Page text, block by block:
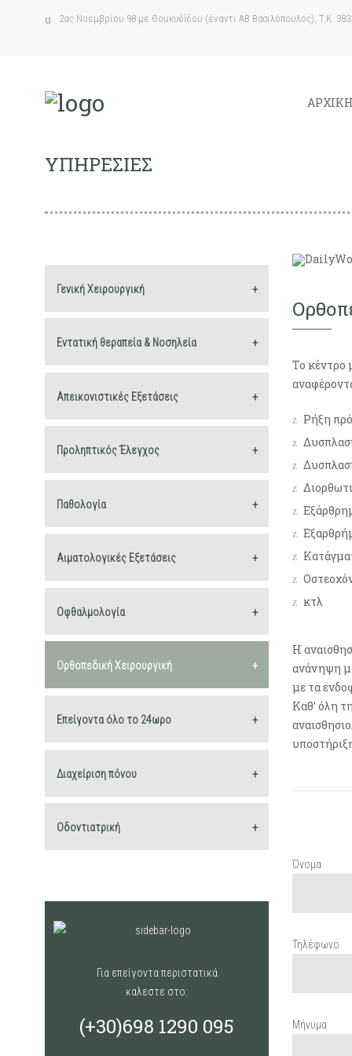
2ας Νοεμβρίου 98 με Θουκυδίδου (έναντι ΑΒ Βασιλόπουλος), T.K.
ΑΡΧΙΚΗ
ΥΠΗΡΕΣΙΕΣ
Γενική Χειρουργική
Εντατική θεραπεία & Νοσηλεία
Απεικoνιστικές Εξετάσεις
Προληπτικός Έλεγχος
Παθολογία
Αιματολογικές Εξετάσεις
Οφθαλμολογία
Ορθοπεδική Χειρουργική
Επείγοντα όλο το 24ωρο
Διαχείριση πόνου
Οδοντιατρική
Για επείγοντα περιστατικά
καλεστε στο:
(+30)698 1290 095
Το κέντρο
Ρήξη
κτλ
Η
ανάνηψη
με τα
Καθ’ όλη
Όνομα
Τηλέφωνο
Μήνυμα